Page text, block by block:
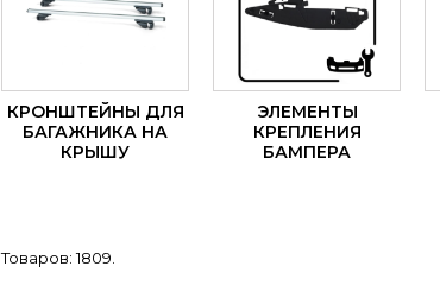
КРОНШТЕЙНЫ ДЛЯ
БАГАЖНИКА НА
КРЫШУ
ЭЛЕМЕНТЫ
КРЕПЛЕНИЯ
БАМПЕРА
Товаров: 1809.